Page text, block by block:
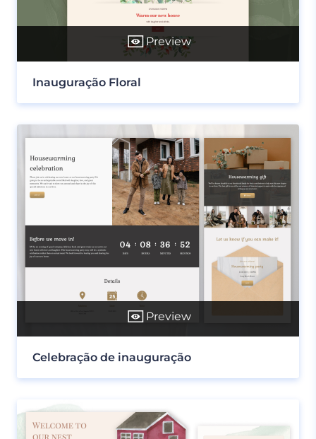
Preview
Inauguração Floral
Preview
Celebração de inauguração